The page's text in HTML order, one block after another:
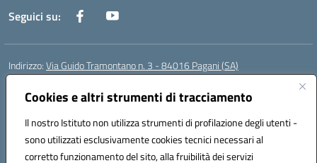
Cookies e altri strumenti di tracciamento
Il nostro Istituto non utilizza strumenti di profilazione degli utenti -
sono utilizzati esclusivamente cookies tecnici necessari al
corretto funzionamento del sito, alla fruibilità dei servizi
Seguici su:
Indirizzo:Via Guido Tramontano n. 3 - 84016 Pagani (SA)
Centralino:
Posta elettronica certificata (PEC):saps08000t@pec.istruzione.it
Codice fiscale: 80022400651
Codice meccanografico:SAPS08000T
Codice Indice delle Pubbliche Amministrazioni (IPA): istsc_saps08000t